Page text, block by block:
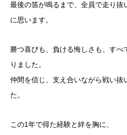
最後の笛が鳴るまで、全員で走り抜
に思います。
勝つ喜びも、負ける悔しさも、す
りました。
仲間を信じ、支え合いながら戦い抜
た。
この1年で得た経験と絆を胸に、